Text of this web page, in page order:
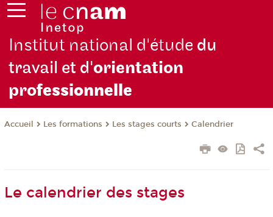
Institut national d'étude du
travail et d'orientation
professionnelle
Accueil Les formations Les stages courts Calendrier
Le calendrier des stages